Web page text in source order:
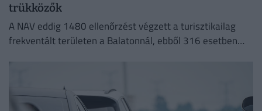
trükközők
A NAV eddig 1480 ellenőrzést végzett a turisztikailag
frekventált területen a Balatonnál, ebből 316 esetben